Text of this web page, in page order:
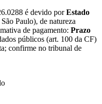
é devido porEstado
Paulo), de natureza
de pagamento: Prazo
públicos (art. 100 da CF)
confirme no tribunal de